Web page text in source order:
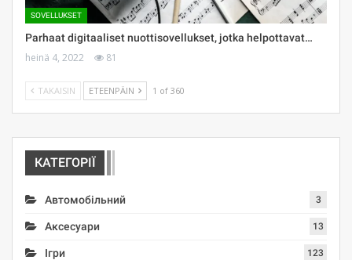
SOVELLUKSET
Parhaat digitaaliset nuottisovellukset, jotka helpottavat…
heinä 4, 2022 81
TAKAISIN ETEENPÄIN 1 of 360
КАТЕГОРІЇ
Автомобільний 3
Аксесуари 13
Ігри 123